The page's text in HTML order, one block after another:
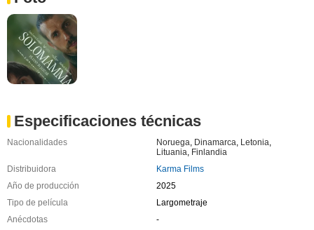
Especificaciones técnicas
Nacionalidades Noruega Dinamarca Letonia
Lituania Finlandia
Distribuidora
Karma Films
Año de producción
2025
Tipo de película
Largometraje
Anécdotas
-